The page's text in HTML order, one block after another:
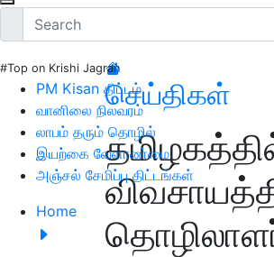
#Top on Krishi Jagran
PM Kisan திட்டம்
வானிலை நிலவரம்
லாபம் தரும் தொழில்
இயற்கை வேளாண்மை
அஞ்சல் சேமிப்பு திட்டங்கள்
Home
செய்திகள்